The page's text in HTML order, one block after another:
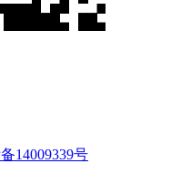
14009339号